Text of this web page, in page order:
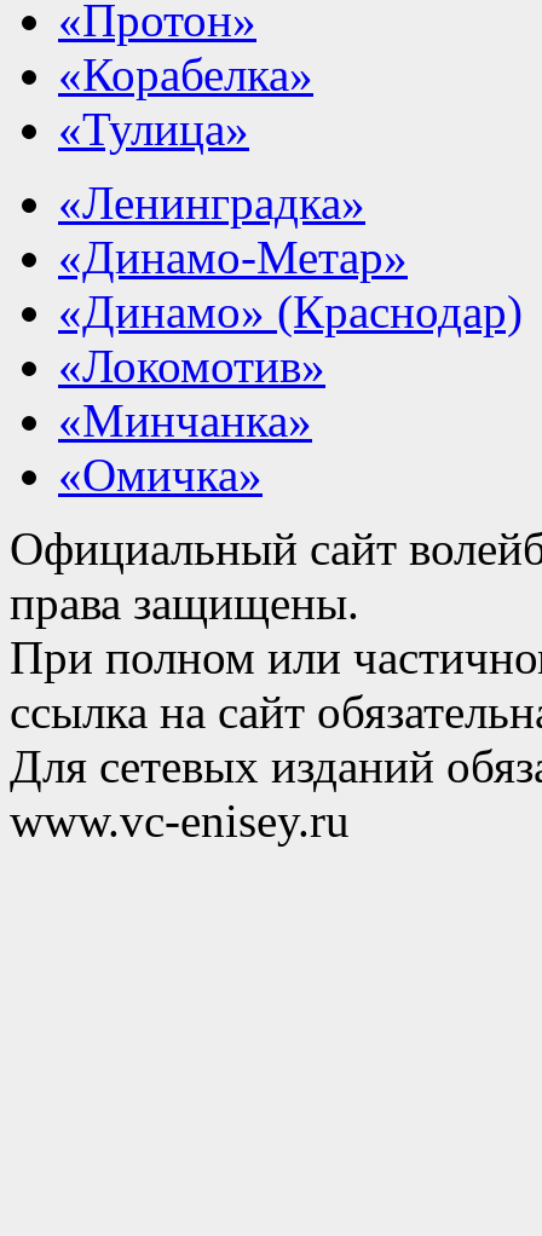
«Протон»
«Корабелка»
«Тулица»
«Ленинградка»
«Динамо-Метар»
«Динамо» (Краснодар)
«Локомотив»
«Минчанка»
«Омичка»
Официальный сайт
права защищены.
При полном или
ссылка на сайт
Для сетевых изданий
www.vc-enisey.ru